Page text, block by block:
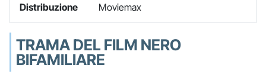
Distribuzione
Moviemax
TRAMA DEL FILM NERO
BIFAMILIARE